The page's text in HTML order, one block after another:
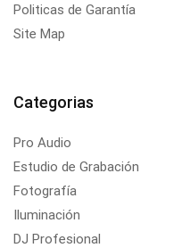
Politicas de Garantía
Site Map
Categorias
Pro Audio
Estudio de Grabación
Fotografía
Iluminación
DJ Profesional